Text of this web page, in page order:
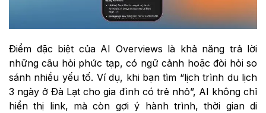
Điểm đặc biệt của AI Overviews là khả năng trả lời
những câu hỏi phức tạp, có ngữ cảnh hoặc đòi hỏi so
sánh nhiều yếu tố. Ví dụ, khi bạn tìm “lịch trình du lịch
3 ngày ở Đà Lạt cho gia đình có trẻ nhỏ”, AI không chỉ
hiển thị link, mà còn gợi ý hành trình, thời gian di